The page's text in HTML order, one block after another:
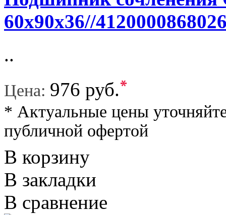
60x90x36//
..
Цена: 976 руб.*
* Актуальные цены
публичной офертой
В корзину
В закладки
В сравнение